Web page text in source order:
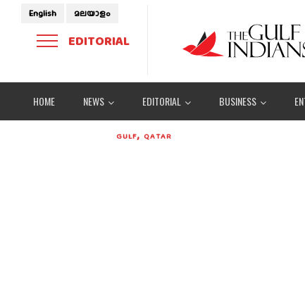
English മലയാളം
EDITORIAL
HOME NEWS EDITORIAL BUSINESS
GULF, QATAR